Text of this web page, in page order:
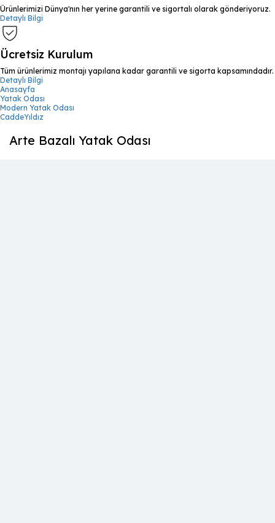
Ürünlerimizi Dünya'nın her yerine garantili ve sigortalı olarak gönderiyoruz.
Detaylı Bilgi
Ücretsiz Kurulum
Tüm ürünlerimiz montajı yapılana kadar garantili ve sigorta kapsamındadır.
Detaylı Bilgi
Anasayfa
Yatak Odası
Modern Yatak Odası
CaddeYıldız
Arte Bazalı Yatak Odası